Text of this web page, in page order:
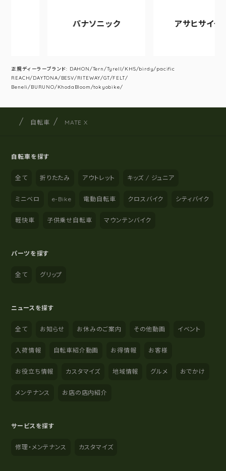
パナソニック アサヒサイクル
正規ディーラーブランド: DAHON/Tern/Tyrell/KHS/birdy/pacific
REACH/DAYTONA/BESV/RITEWAY/GT/FELT/
Beneli/BURUNO/KhodaBloom/tokyobike/
サイト内の現在地
サイクルショップナカゴヤ
自転車 MATE X
自転車を探す
全て 折りたたみ アウトレット キッズ / ジュニア
ミニベロ e-Bike 電動自転車 クロスバイク シティバイク
軽快車 子供乗せ自転車 マウンテンバイク
パーツを探す
全て グリップ
ニュースを探す
全て お知らせ お休みのご案内 その他動画 イベント
入荷情報 自転車紹介動画 お得情報 お客様
お役立ち情報 カスタマイズ 地域情報 グルメ おでかけ
メンテナンス お店の店内紹介
サービスを探す
修理・メンテナンス カスタマイズ